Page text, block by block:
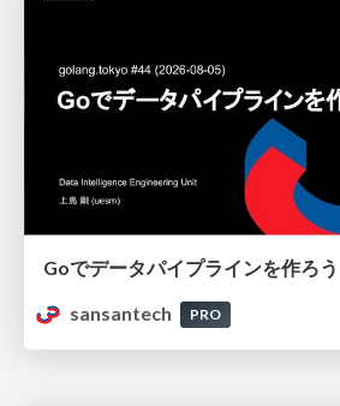
Goでデータパイプラインを作ろう
sansantech
PRO